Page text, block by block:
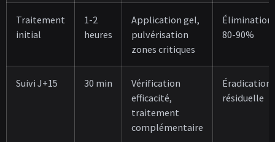
Traitement
initial
1-2
heures
Application gel,
pulvérisation
zones critiques
Élimination
80-90%
Suivi J+15 30 min
Vérification
efficacité,
traitement
complémentaire
Éradication
résiduelle